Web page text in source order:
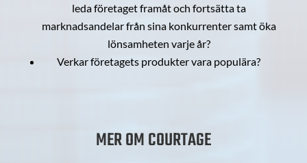
leda företaget framåt och fortsätta ta
marknadsandelar från sina konkurrenter samt öka
lönsamheten varje år?
Verkar företagets produkter vara populära?
MER OM COURTAGE